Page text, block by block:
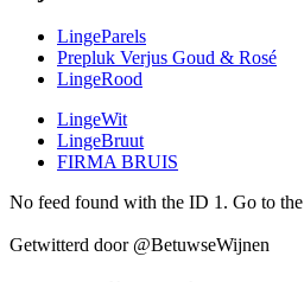
LingeParels
Prepluk Verjus Goud & Rosé
LingeRood
LingeWit
LingeBruut
FIRMA BRUIS
No feed found with the ID 1. Go to the
Getwitterd door @BetuwseWijnen